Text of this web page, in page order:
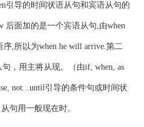
导的时间状语从句和宾语从句的
后面加的是一个宾语从句,由when
,所以为when he will arrive.第二
，用主将从现。（由if, when, as
not...until引导的条件句或时间状
句用一般现在时。